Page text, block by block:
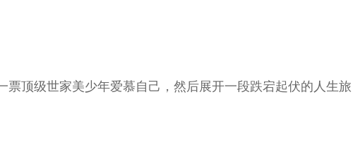
顶级世家美少年爱慕自己，然后展开一段跌宕起伏的人生旅